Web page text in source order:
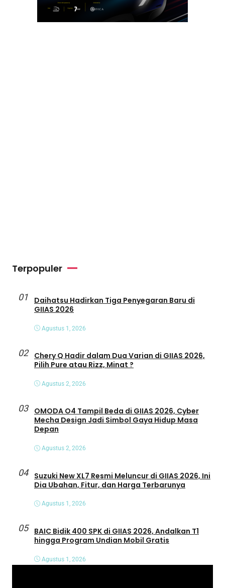
Terpopuler
01
Daihatsu Hadirkan Tiga Penyegaran Baru di
GIIAS 2026
Agustus 1, 2026
02
Chery Q Hadir dalam Dua Varian di GIIAS 2026,
Pilih Pure atau Rizz, Minat ?
Agustus 2, 2026
03
OMODA O4 Tampil Beda di GIIAS 2026, Cyber
Mecha Design Jadi Simbol Gaya Hidup Masa
Depan
Agustus 2, 2026
04
Suzuki New XL7 Resmi Meluncur di GIIAS 2026, Ini
Dia Ubahan, Fitur, dan Harga Terbarunya
Agustus 1, 2026
05
BAIC Bidik 400 SPK di GIIAS 2026, Andalkan T1
hingga Program Undian Mobil Gratis
Agustus 1, 2026